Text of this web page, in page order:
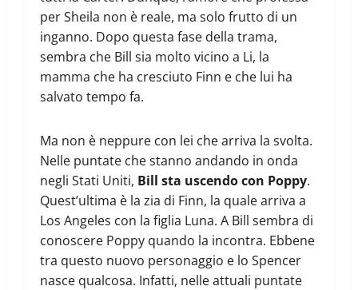
per Sheila non è reale, ma solo frutto di un
inganno. Dopo questa fase della trama,
sembra che Bill sia molto vicino a Li, la
mamma che ha cresciuto Finn e che lui ha
salvato tempo fa.
Ma non è neppure con lei che arriva la svolta.
Nelle puntate che stanno andando in onda
negli Stati Uniti, Bill sta uscendo con Poppy.
Quest’ultima è la zia di Finn, la quale arriva a
Los Angeles con la figlia Luna. A Bill sembra di
conoscere Poppy quando la incontra. Ebbene
tra questo nuovo personaggio e lo Spencer
nasce qualcosa. Infatti, nelle attuali puntate